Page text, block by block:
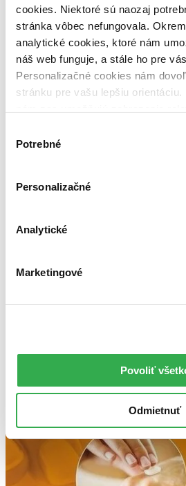
cookies. Niektoré sú naozaj
stránka vôbec nefungovala.
analytické cookies, ktoré nám
náš web funguje, a stále ho pre
Personalizačné cookies nám
stránku pre vašu lepšiu
nám pomohlo, keby sme mohli
súhlasu
Potrebné
Personalizačné
Analytické
Marketingové
Povoliť
Odmietnuť
Univerzita Pavla Jozefa
titul) Univerzita Pavla Jozefa
Väzba
brožovaná väzba (1 titul)
Zúžiť výber
Bestsellery
Najdrahšie
Najlacnejšie
Autor Jagienka JautováOdborné